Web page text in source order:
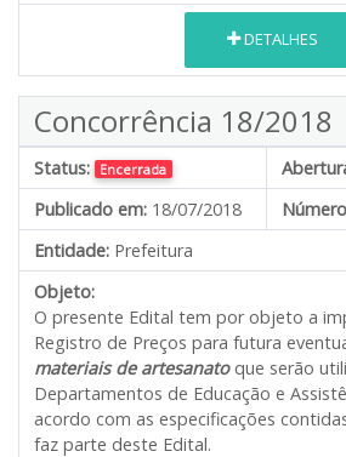
DETALHES
Concorrência 18/2018
Status: Encerrada
Publicado em: 18/07/2018
Entidade: Prefeitura
Objeto:
O presente Edital tem por objeto a
Registro de Preços para futura
materiais de artesanato que serão
Departamentos de Educação e
acordo com as especificações
faz parte deste Edital.